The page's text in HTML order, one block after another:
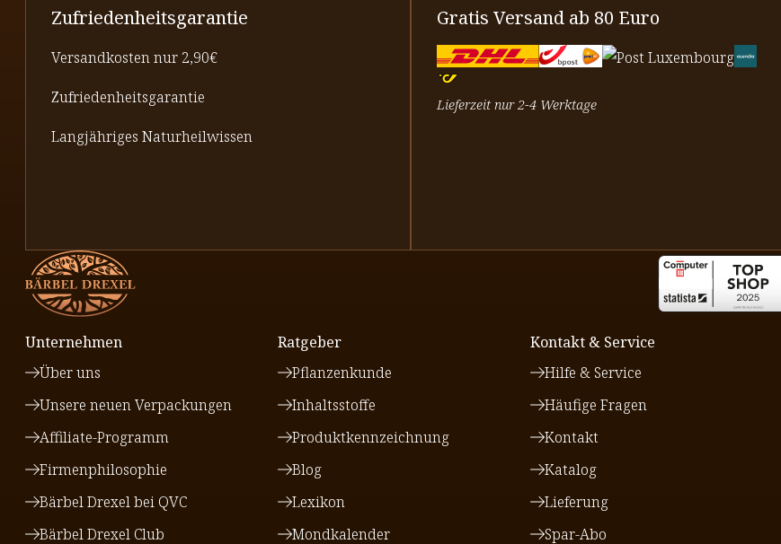
Zufriedenheitsgarantie
Versandkosten nur 2,90€
Zufriedenheitsgarantie
Langjähriges Naturheilwissen
Gratis Versand ab 80 Euro
Lieferzeit nur 2-4 Werktage
Unternehmen
Über uns
Unsere neuen Verpackungen
Affiliate-Programm
Firmenphilosophie
Bärbel Drexel bei QVC
Bärbel Drexel Club
Ratgeber
Pflanzenkunde
Inhaltsstoffe
Produktkennzeichnung
Blog
Lexikon
Mondkalender
Kontakt & Service
Hilfe & Service
Häufige Fragen
Kontakt
Katalog
Lieferung
Spar-Abo